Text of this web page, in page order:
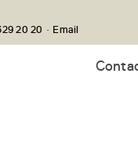
20 20 · Email